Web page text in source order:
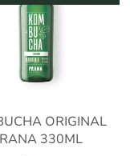
ORIGINAL
330ML